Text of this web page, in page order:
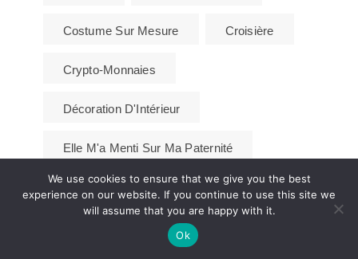
Costume Sur Mesure Croisière
Crypto-Monnaies
Décoration D'Intérieur
Elle M'a Menti Sur Ma Paternité
Entretien Jardins Grasse
We use cookies to ensure that we give you the best
experience on our website. If you continue to use this site we
will assume that you are happy with it.
Ok